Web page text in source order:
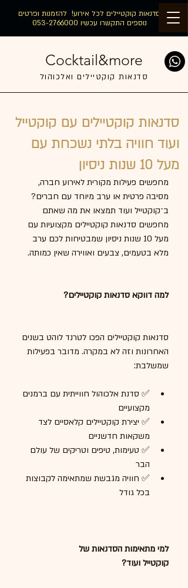
סדנאות קוקטיילים לכל אירוע! להזמנות ופרטים
נוספים התקשרו עכשיו 053-2766000
Cocktail&more
סדנאות קוקטיילים ואלכוהול
סדנאות קוקטיילים עם קוקטייל
ועוד חוויה בלתי נשכחת עם
מעל 10 שנות ניסיון
מחפשים פעילות מקורית לאירוע חברה,
מסיבה פרטית או ערב מיוחד עם חברים?
ב־קוקטייל ועוד תמצאו את מה שאתם
מחפשים סדנאות קוקטיילים מקצועיות עם
מעל 10 שנות ניסיון שמבטיחות לכם ערב
מלא בטעמים, צבעים ואווירה שאין כמותה.
למה דווקא סדנאות קוקטיילים?
סדנאות קוקטיילים הפכו לטרנד לוהט בשנים
האחרונות וזה לא במקרה. מדובר בפעילות
שמשלבת:
✅ סדנת אלכוהול חווייתית עם ברמנים
מקצועיים
✅ יצירת קוקטיילים קלאסיים לצד
משקאות חדשניים
✅ טעימות, טיפים וטריקים של עולם
הבר
✅ חוויה מגבשת שמתאימה לקבוצות
בכל גודל
למי מתאימות הסדנאות של
קוקטייל ועוד?